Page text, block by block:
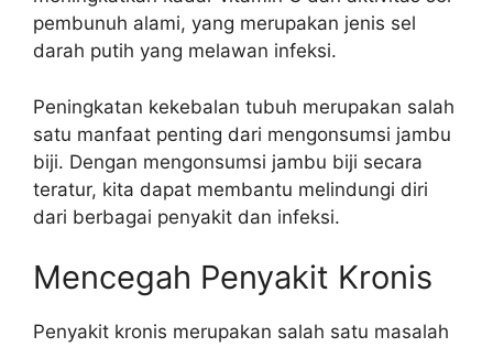
pembunuh alami, yang merupakan jenis sel
darah putih yang melawan infeksi.
Peningkatan kekebalan tubuh merupakan salah
satu manfaat penting dari mengonsumsi jambu
biji. Dengan mengonsumsi jambu biji secara
teratur, kita dapat membantu melindungi diri
dari berbagai penyakit dan infeksi.
Mencegah Penyakit Kronis
Penyakit kronis merupakan salah satu masalah